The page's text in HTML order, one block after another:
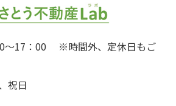
～17：00 ※時間外、定休日もご
祝日